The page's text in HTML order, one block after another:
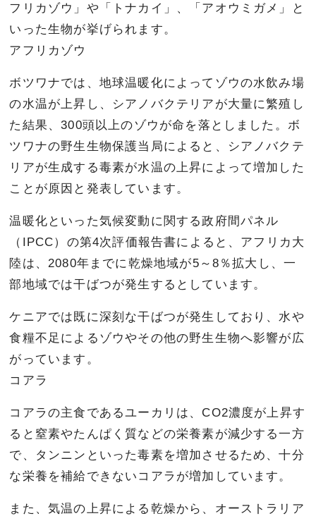
フリカゾウ」や「トナカイ」、「アオウミガメ」と
いった生物が挙げられます。
アフリカゾウ
ボツワナでは、地球温暖化によってゾウの水飲み場
の水温が上昇し、シアノバクテリアが大量に繁殖し
た結果、300頭以上のゾウが命を落としました。ボ
ツワナの野生生物保護当局によると、シアノバクテ
リアが生成する毒素が水温の上昇によって増加した
ことが原因と発表しています。
温暖化といった気候変動に関する政府間パネル
（IPCC）の第4次評価報告書によると、アフリカ大
陸は、2080年までに乾燥地域が5～8％拡大し、一
部地域では干ばつが発生するとしています。
ケニアでは既に深刻な干ばつが発生しており、水や
食糧不足によるゾウやその他の野生生物へ影響が広
がっています。
コアラ
コアラの主食であるユーカリは、CO2濃度が上昇す
ると窒素やたんぱく質などの栄養素が減少する一方
で、タンニンといった毒素を増加させるため、十分
な栄養を補給できないコアラが増加しています。
また、気温の上昇による乾燥から、オーストラリア